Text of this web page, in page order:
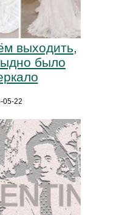
выходить,
было
05-22